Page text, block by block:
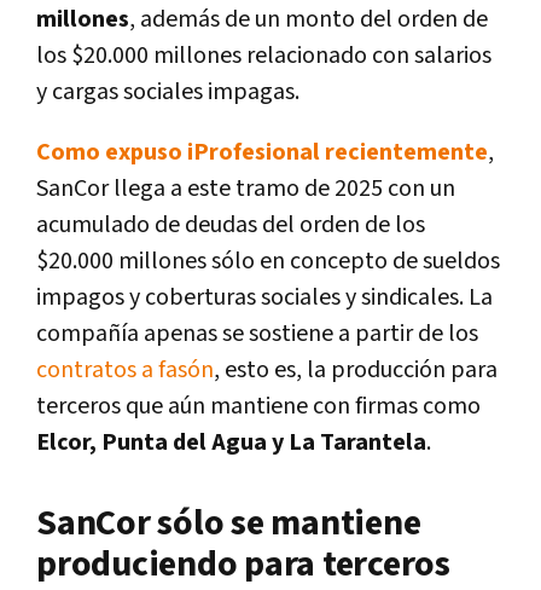
millones, además de un monto del orden de
los $20.000 millones relacionado con salarios
y cargas sociales impagas.
Como expuso iProfesional recientemente,
SanCor llega a este tramo de 2025 con un
acumulado de deudas del orden de los
$20.000 millones sólo en concepto de sueldos
impagos y coberturas sociales y sindicales. La
compañía apenas se sostiene a partir de los
contratos a fasón, esto es, la producción para
terceros que aún mantiene con firmas como
Elcor, Punta del Agua y La Tarantela.
SanCor sólo se mantiene
produciendo para terceros